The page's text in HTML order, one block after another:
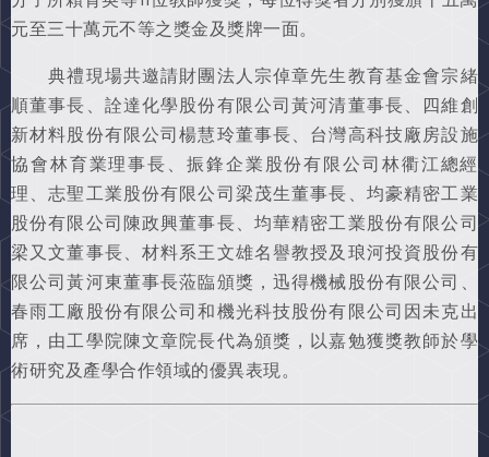
元至三十萬元不等之獎金及獎牌一面。
典禮現場共邀請財團法人宗倬章先生教育基金會宗緒
順董事長、詮達化學股份有限公司黃河清董事長、四維創
新材料股份有限公司楊慧玲董事長、台灣高科技廠房設施
協會林育業理事長、振鋒企業股份有限公司林衢江總經
理、志聖工業股份有限公司梁茂生董事長、均豪精密工業
股份有限公司陳政興董事長、均華精密工業股份有限公司
梁又文董事長、材料系王文雄名譽教授及琅河投資股份有
限公司黃河東董事長蒞臨頒獎，迅得機械股份有限公司、
春雨工廠股份有限公司和機光科技股份有限公司因未克出
席，由工學院陳文章院長代為頒獎，以嘉勉獲獎教師於學
術研究及產學合作領域的優異表現。